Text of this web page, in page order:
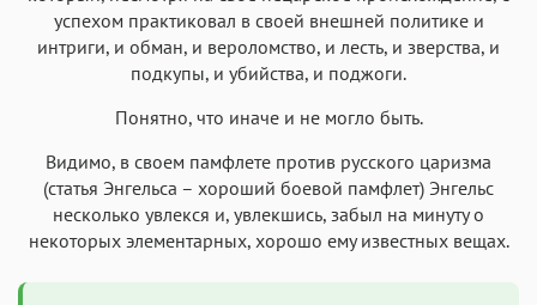
успехом практиковал в своей внешней политике и
интриги, и обман, и вероломство, и лесть, и зверства, и
подкупы, и убийства, и поджоги.
Понятно, что иначе и не могло быть.
Видимо, в своем памфлете против русского царизма
(статья Энгельса – хороший боевой памфлет) Энгельс
несколько увлекся и, увлекшись, забыл на минуту о
некоторых элементарных, хорошо ему известных вещах.